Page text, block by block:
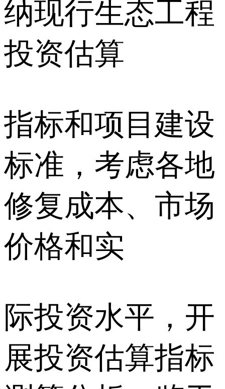
纳现行生态工程
投资估算
指标和项目建设
标准，考虑各地
修复成本、市场
价格和实
际投资水平，开
展投资估算指标